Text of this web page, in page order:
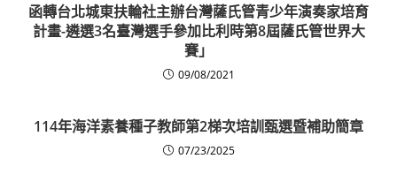
函轉台北城東扶輪社主辦台灣薩氏管青少年演奏家培育
計畫-遴選3名臺灣選手參加比利時第8屆薩氏管世界大
賽」
09/08/2021
114年海洋素養種子教師第2梯次培訓甄選暨補助簡章
07/23/2025